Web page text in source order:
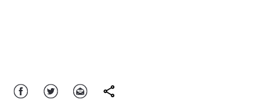
Facebook Twitter Correo comparte